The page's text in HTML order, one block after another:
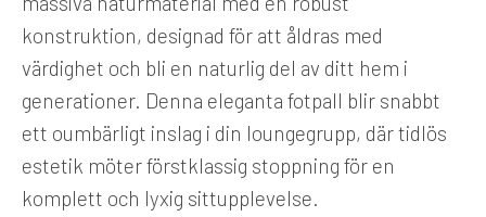
konstruktion, designad för att åldras med
värdighet och bli en naturlig del av ditt hem i
generationer. Denna eleganta fotpall blir snabbt
ett oumbärligt inslag i din loungegrupp, där tidlös
estetik möter förstklassig stoppning för en
komplett och lyxig sittupplevelse.